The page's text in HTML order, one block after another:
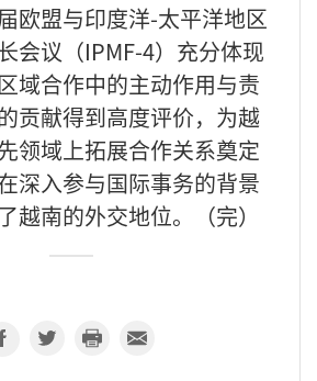
欧盟与印度洋-太平洋地区
会议（IPMF-4）充分体现
域合作中的主动作用与责
贡献得到高度评价，为越
领域上拓展合作关系奠定
深入参与国际事务的背景
越南的外交地位。（完）